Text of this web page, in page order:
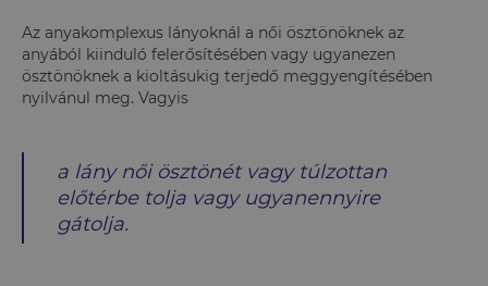
Az anyakomplexus lányoknál a női ösztönöknek az
anyából kiinduló felerősítésében vagy ugyanezen
ösztönöknek a kioltásukig terjedő meggyengítésében
nyilvánul meg. Vagyis
a lány női ösztönét vagy túlzottan
előtérbe tolja vagy ugyanennyire
gátolja.